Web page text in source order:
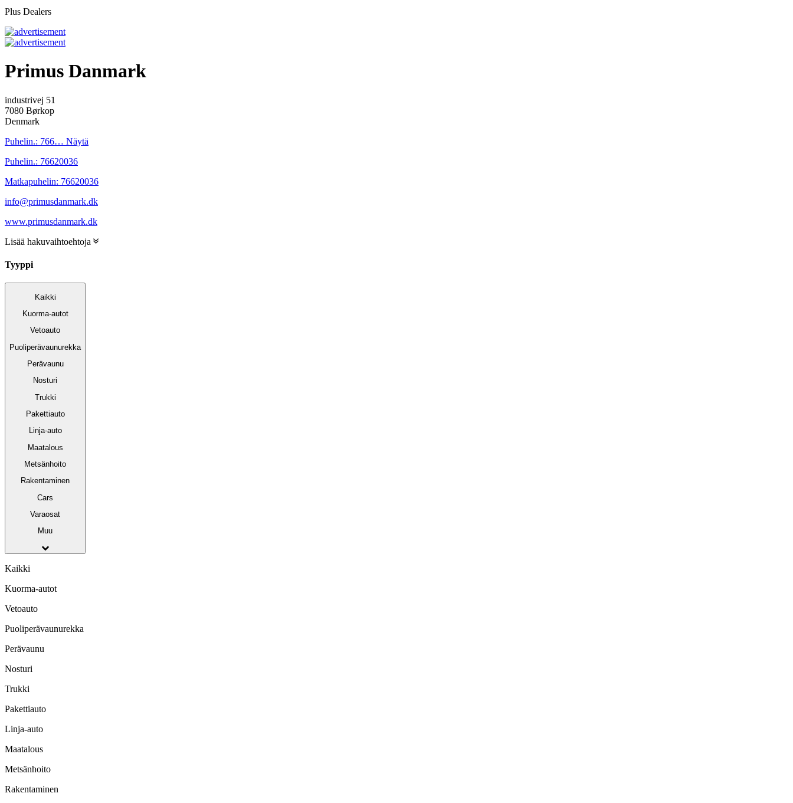
Plus Dealers
Primus Danmark
industrivej 51
7080 Børkop
Denmark
Puhelin.: 766… Näytä
Puhelin.: 76620036
Matkapuhelin: 76620036
info@primusdanmark.dk
www.primusdanmark.dk
Lisää hakuvaihtoehtoja
Tyyppi
Kaikki
Kuorma-autot
Vetoauto
Puoliperävaunurekka
Perävaunu
Nosturi
Trukki
Pakettiauto
Linja-auto
Maatalous
Metsänhoito
Rakentaminen
Cars
Varaosat
Muu
Kaikki
Kuorma-autot
Vetoauto
Puoliperävaunurekka
Perävaunu
Nosturi
Trukki
Pakettiauto
Linja-auto
Maatalous
Metsänhoito
Rakentaminen